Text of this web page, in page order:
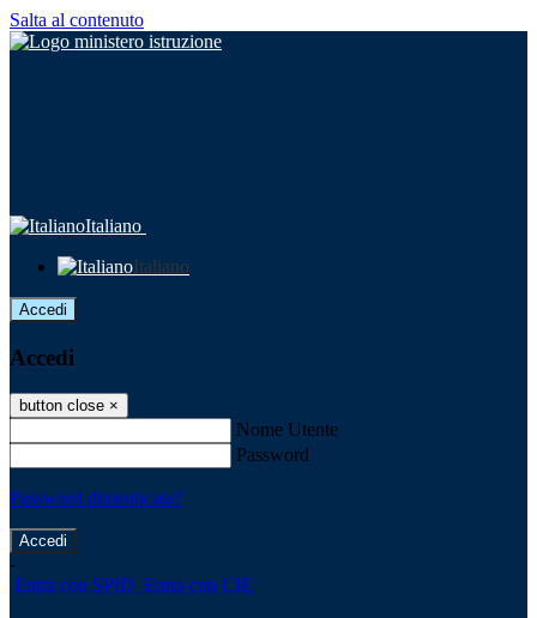
Salta al contenuto
Italiano
Italiano
Accedi
Accedi
button close ×
Nome Utente
Password
Password dimenticata?
-
Entra con SPID Entra con CIE